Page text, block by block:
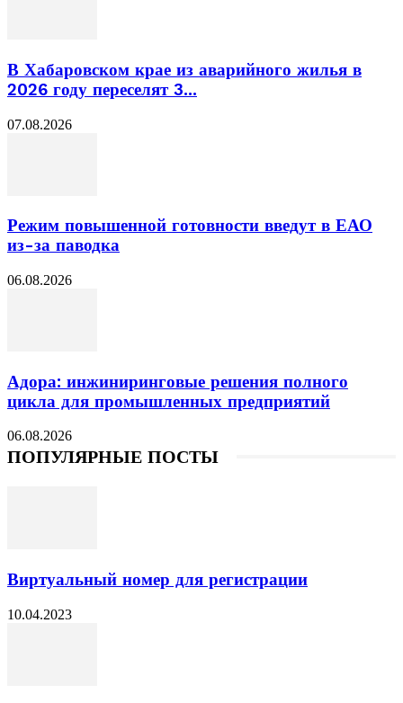
В Хабаровском крае из аварийного жилья в
2026 году переселят 3...
07.08.2026
Режим повышенной готовности введут в ЕАО
из-за паводка
06.08.2026
Адора: инжиниринговые решения полного
цикла для промышленных предприятий
06.08.2026
ПОПУЛЯРНЫЕ ПОСТЫ
Виртуальный номер для регистрации
10.04.2023